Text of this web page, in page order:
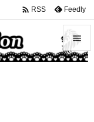


 RSS Feedly